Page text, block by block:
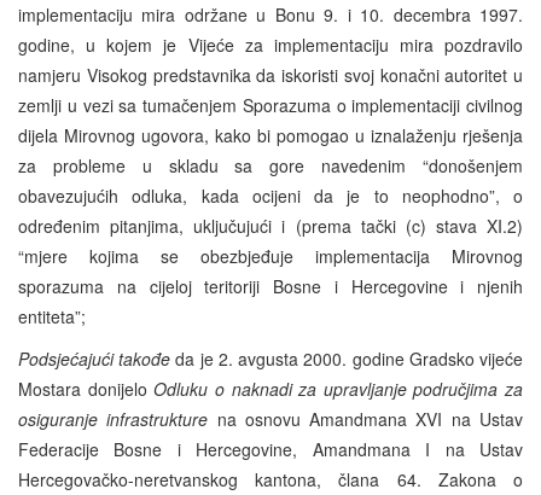
implementaciju mira održane u Bonu 9. i 10. decembra 1997.
godine, u kojem je Vijeće za implementaciju mira pozdravilo
namjeru Visokog predstavnika da iskoristi svoj konačni autoritet u
zemlji u vezi sa tumačenjem Sporazuma o implementaciji civilnog
dijela Mirovnog ugovora, kako bi pomogao u iznalaženju rješenja
za probleme u skladu sa gore navedenim “donošenjem
obavezujućih odluka, kada ocijeni da je to neophodno”, o
određenim pitanjima, uključujući i (prema tački (c) stava XI.2)
“mjere kojima se obezbjeđuje implementacija Mirovnog
sporazuma na cijeloj teritoriji Bosne i Hercegovine i njenih
entiteta”;
Podsjećajući takođeda je 2. avgusta 2000. godine Gradsko vijeće
Mostara donijeloOdluku o naknadi za upravljanje područjima za
osiguranje infrastrukture na osnovu Amandmana XVI na Ustav
Federacije Bosne i Hercegovine, Amandmana I na Ustav
Hercegovačko-neretvanskog kantona, člana 64. Zakona o